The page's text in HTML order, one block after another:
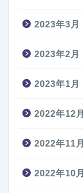
2023年3月
2023年2月
2023年1月
2022年12月
2022年11月
2022年10月